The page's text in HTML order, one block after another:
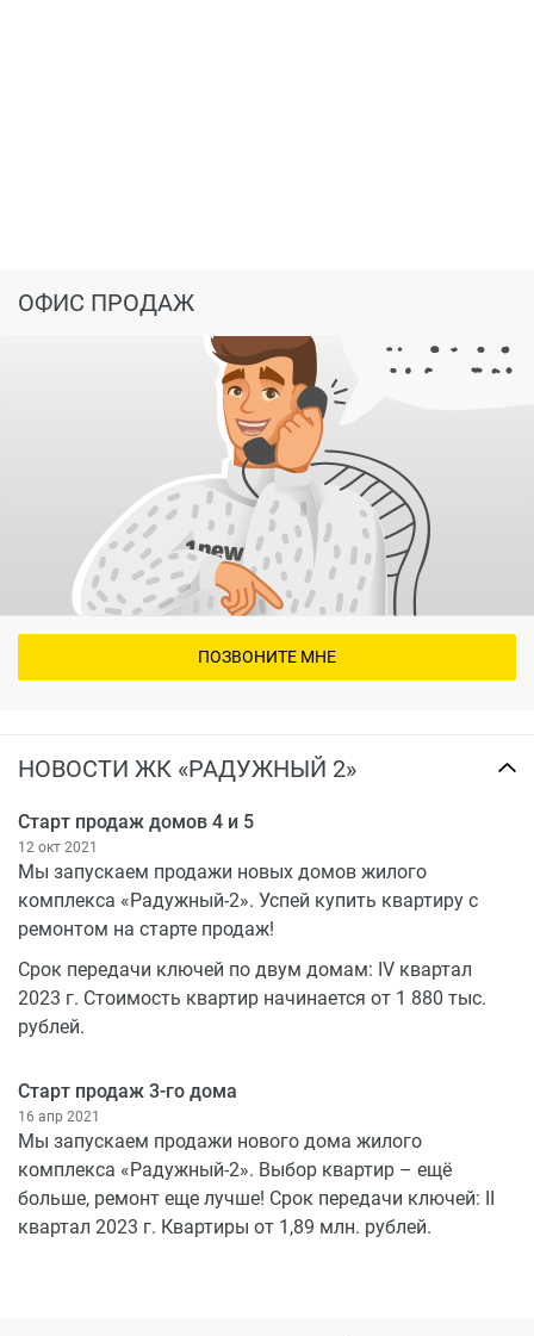
НОВОСТИ ЖК «РАДУЖНЫЙ 2»
Старт продаж домов 4 и 5
12 окт 2021
Мы запускаем продажи новых домов жилого
комплекса «Радужный-2». Успей купить квартиру с
ремонтом на старте продаж!
Срок передачи ключей по двум домам: IV квартал
2023 г. Стоимость квартир начинается от 1 880 тыс.
рублей.
Старт продаж 3-го дома
16 апр 2021
Мы запускаем продажи нового дома жилого
комплекса «Радужный-2». Выбор квартир – ещё
больше, ремонт еще лучше! Срок передачи ключей: II
квартал 2023 г. Квартиры от 1,89 млн. рублей.
ОФИС ПРОДАЖ
ПОЗВОНИТЕ МНЕ